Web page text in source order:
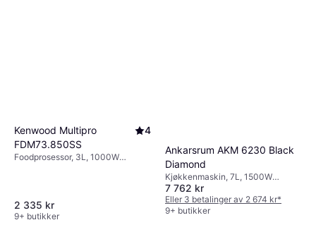
Kenwood Multipro
FDM73.850SS
4
Foodprosessor, 3L, 1000W
tåler oppvaskmaskin, Display,
Trinnløs, Lokk med mater
2 335 kr
9+ butikker
Ankarsrum AKM 6230 Black
Diamond
Kjøkkenmaskin, 7L, 1500W
Timerfunksjon, Trinnløs
7 762 kr
Eller 3 betalinger av 2 674 kr*
9+ butikker